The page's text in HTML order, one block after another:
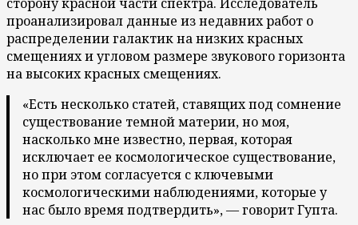
проанализировал данные из недавних работ о
распределении галактик на низких красных
смещениях и угловом размере звукового горизонта
на высоких красных смещениях.
«Есть несколько статей, ставящих под сомнение
существование темной материи, но моя,
насколько мне известно, первая, которая
исключает ее космологическое существование,
но при этом согласуется с ключевыми
космологическими наблюдениями, которые у
нас было время подтвердить», — говорит Гупта.